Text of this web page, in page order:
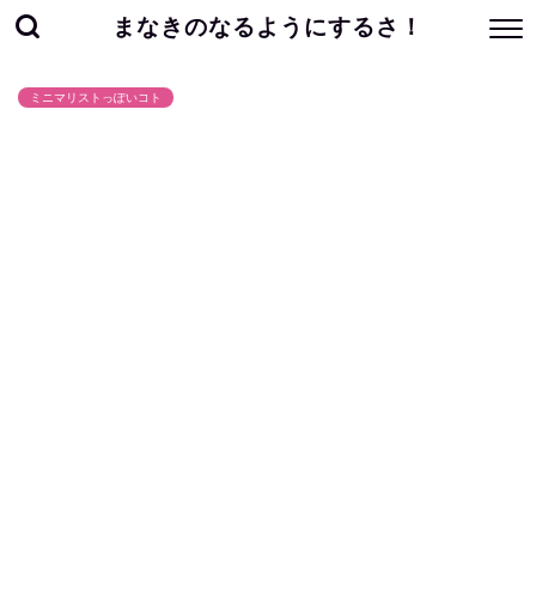
まなきのなるようにするさ！
ミニマリストっぽいコト